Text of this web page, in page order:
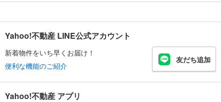
Yahoo!不動産 LINE公式アカウント
新着物件をいち早くお届け！
便利な機能のご紹介
友だち追加
Yahoo!不動産 アプリ